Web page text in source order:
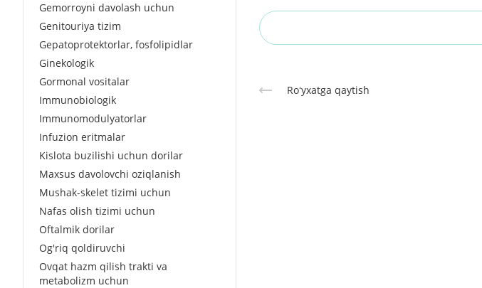
Roʻyxatga qaytish
Gemorroyni davolash uchun
Genitouriya tizim
Gepatoprotektorlar, fosfolipidlar
Ginekologik
Gormonal vositalar
Immunobiologik
Immunomodulyatorlar
Infuzion eritmalar
Kislota buzilishi uchun dorilar
Maxsus davolovchi oziqlanish
Mushak-skelet tizimi uchun
Nafas olish tizimi uchun
Oftalmik dorilar
Og'riq qoldiruvchi
Ovqat hazm qilish trakti va
metabolizm uchun